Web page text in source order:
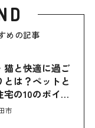
めの記事
猫と快適に過ご
は？ペットと
の10のポイン
とよたハウジ
市